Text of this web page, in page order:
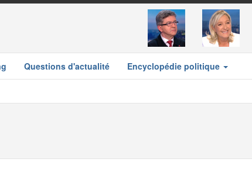
Questions d'actualité Encyclopédie politique